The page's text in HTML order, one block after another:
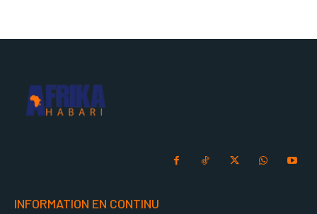
INFORMATION EN CONTINU